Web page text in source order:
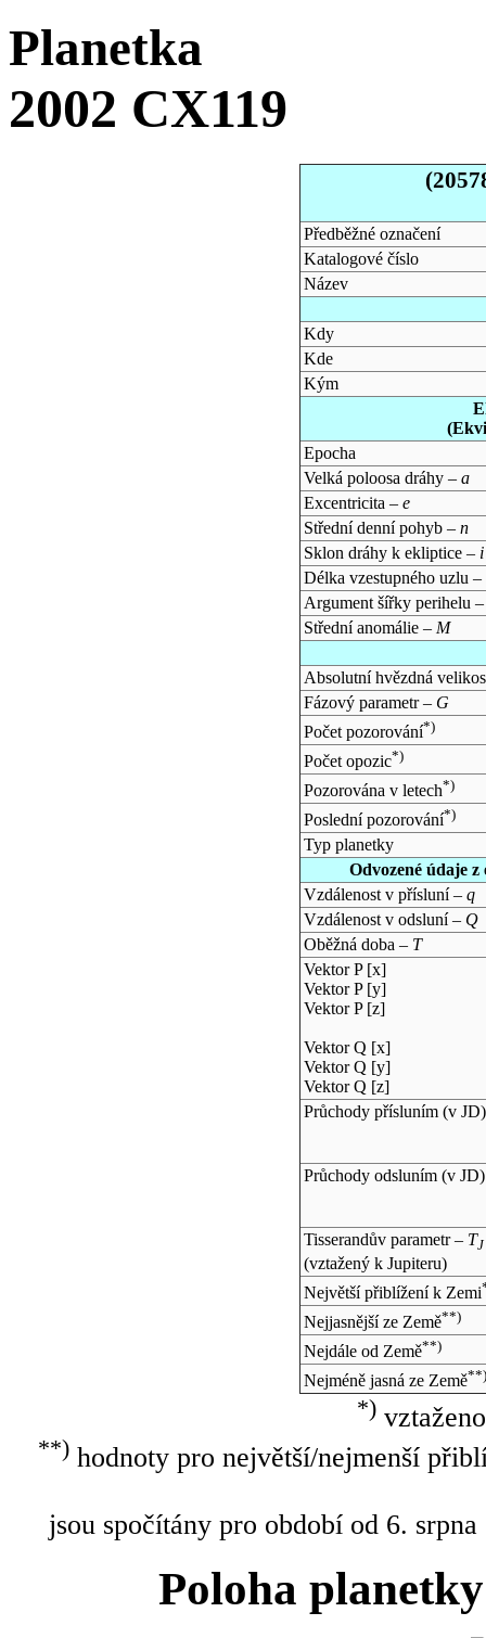
Planetka
2002 CX119
Předběžné označení
Katalogové číslo
Název
Kdy
Kde
Kým
Epocha
Velká poloosa dráhy – a
Excentricita – e
Střední denní pohyb – n
Sklon dráhy k ekliptice – i
Délka vzestupného uzlu –
Argument šířky perihelu
Střední anomálie – M
Absolutní hvězdná
Fázový parametr – G
Počet pozorování*)
Počet opozic*)
Pozorována v letech*)
Poslední pozorování*)
Typ planetky
Odvozené údaje
Vzdálenost v přísluní – q
Vzdálenost v odsluní – Q
Oběžná doba – T
Vektor P [x]
Vektor P [y]
Vektor P [z]
Vektor Q [x]
Vektor Q [y]
Vektor Q [z]
Průchody přísluním (v JD)
Průchody odsluním (v JD)
Tisserandův parametr – TJ
(vztažený k Jupiteru)
Největší přiblížení k Zemi
Nejjasnější ze Země**)
Nejdále od Země**)
Nejméně jasná ze Země**)
*)
**)hodnoty pro největší/nejmenší
jsou spočítány pro období od 6.
Poloha